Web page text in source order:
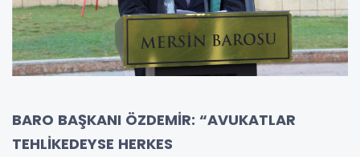
BARO BAŞKANI ÖZDEMİR: “AVUKATLAR
TEHLİKEDEYSE HERKES